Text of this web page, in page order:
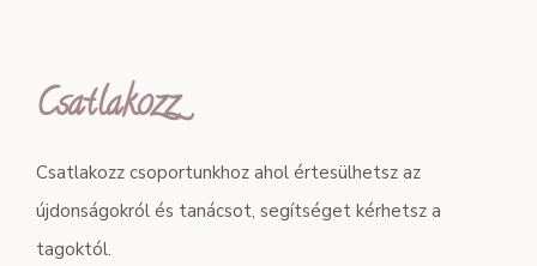
Csatlakozz
Csatlakozz csoportunkhoz ahol értesülhetsz az
újdonságokról és tanácsot, segítséget kérhetsz a
tagoktól.